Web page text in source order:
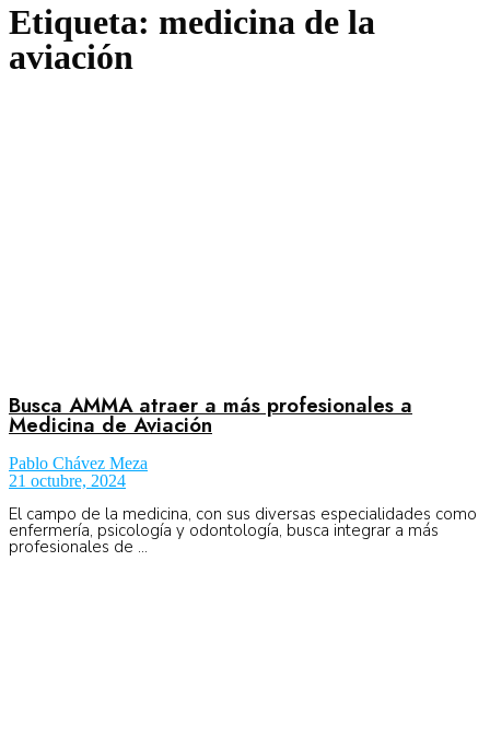
Aerolíneas
Aeroespacial
Innovación
No Result
Etiqueta: medicina de la
aviación
Busca AMMA atraer a más profesionales a
Medicina de Aviación
Pablo Chávez Meza
21 octubre, 2024
El campo de la medicina, con sus diversas especialidades como
enfermería, psicología y odontología, busca integrar a más
profesionales de ...